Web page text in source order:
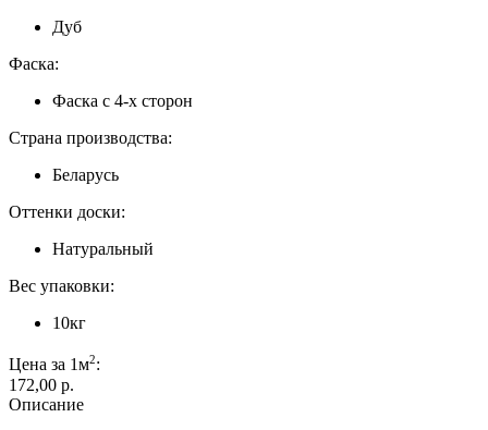
Дуб
Фаска:
Фаска с 4-х сторон
Страна производства:
Беларусь
Оттенки доски:
Натуральный
Вес упаковки:
10кг
Цена за 1м2:
172,00 p.
Описание